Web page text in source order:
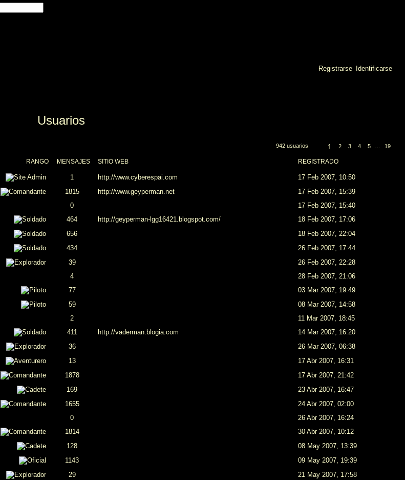
a
Identificarse
Registrarse
Usuarios
942 usuarios
á
g
n
1
d
1
1 2 3 4 5 19
RANGO MENSAJES SITIO WEB REGISTRADO
1 http://www.cyberespai.com
17 Feb 2007, 10:50
1815 http://www.geyperman.net
17 Feb 2007, 15:39
0
17 Feb 2007, 15:40
464 http://geyperman-lgg16421.blogspot.com/
18 Feb 2007, 17:06
656
18 Feb 2007, 22:04
434
26 Feb 2007, 17:44
39
26 Feb 2007, 22:28
4
28 Feb 2007, 21:06
77
03 Mar 2007, 19:49
59
08 Mar 2007, 14:58
2
11 Mar 2007, 18:45
411 http://vaderman.blogia.com
14 Mar 2007, 16:20
36
26 Mar 2007, 06:38
13
17 Abr 2007, 16:31
1878
17 Abr 2007, 21:42
169
23 Abr 2007, 16:47
1655
24 Abr 2007, 02:00
0
26 Abr 2007, 16:24
1814
30 Abr 2007, 10:12
128
08 May 2007, 13:39
1143
09 May 2007, 19:39
29
21 May 2007, 17:58